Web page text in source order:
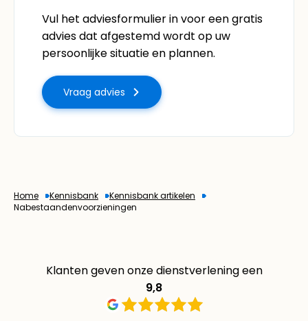
Vul het adviesformulier in voor een gratis
advies dat afgestemd wordt op uw
persoonlijke situatie en plannen.
Vraag advies
Home Kennisbank
Kennisbank artikelen
Nabestaandenvoorzieningen
Klanten geven onze dienstverlening een
9,8